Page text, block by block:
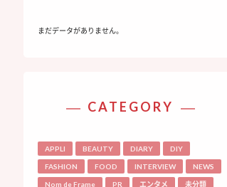
まだデータがありません。
CATEGORY
APPLI BEAUTY DIARY DIY
FASHION FOOD INTERVIEW NEWS
Nom de Frame PR エンタメ 未分類